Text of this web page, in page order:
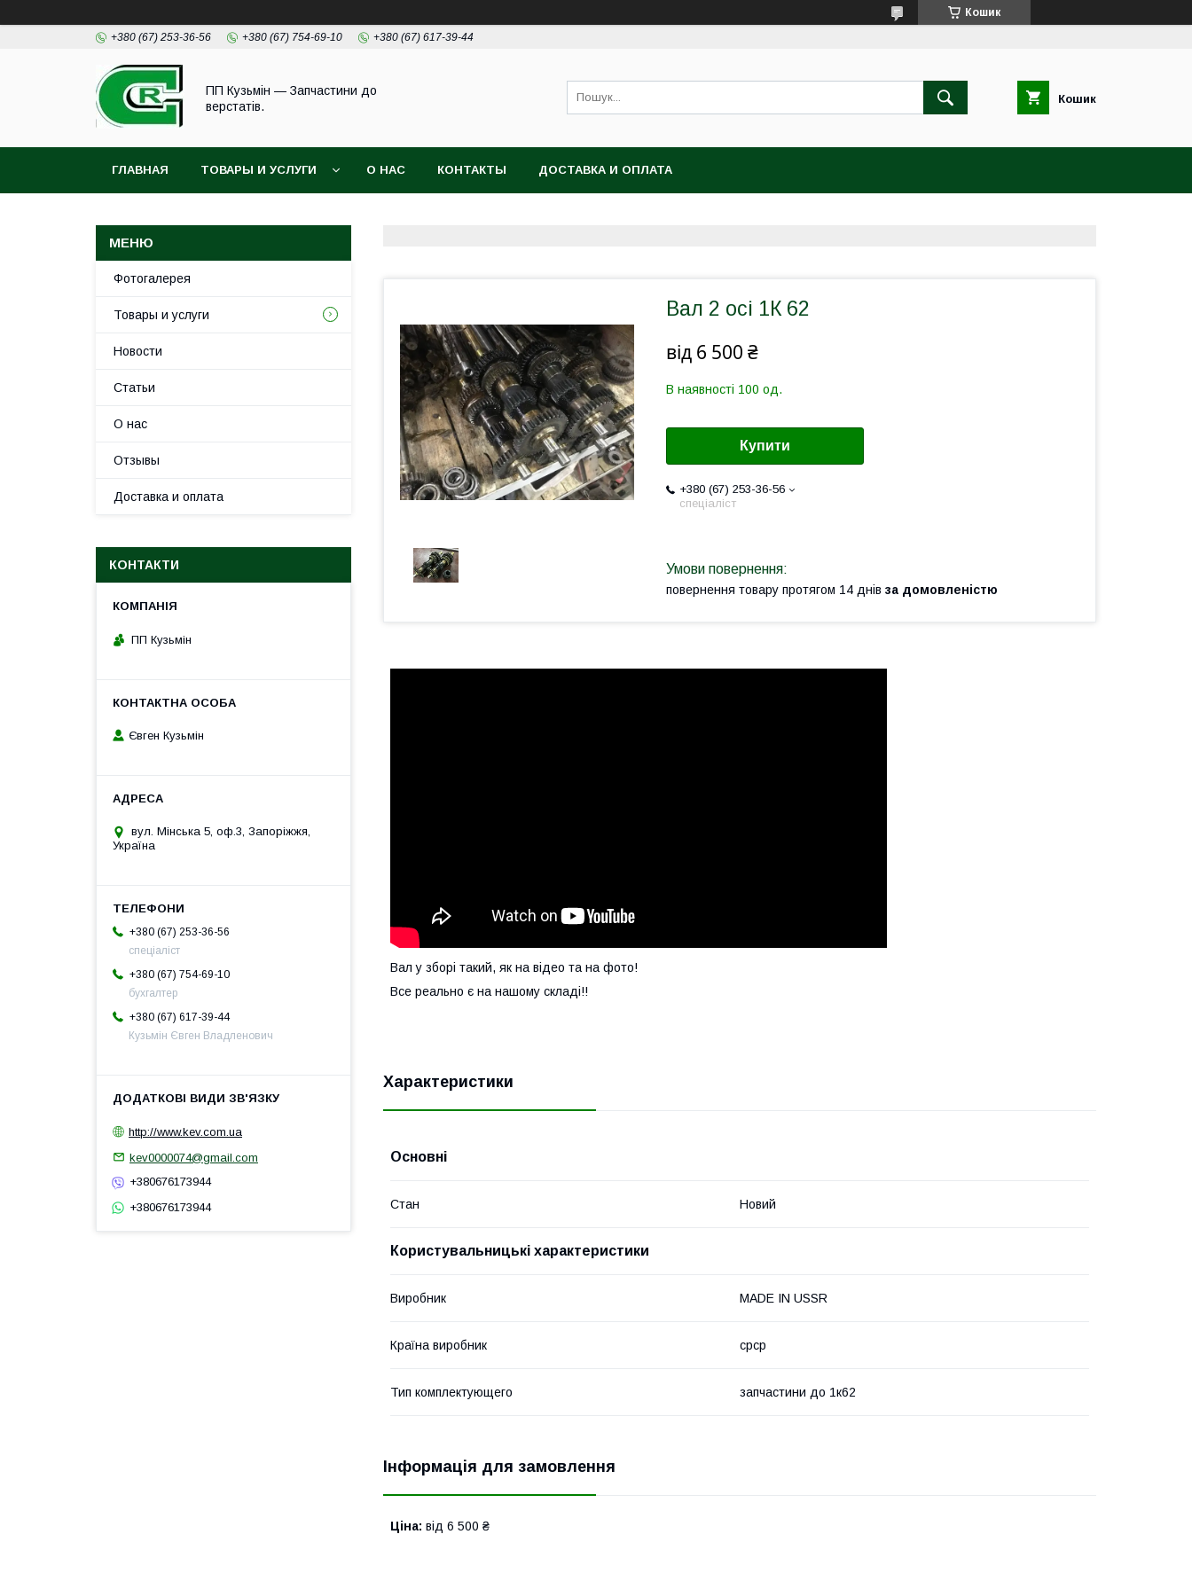
Кошик
+380 (67) 253-36-56 +380 (67) 754-69-10 +380 (67) 617-39-44
ПП Кузьмін — Запчастини до
верстатів.
Кошик
ГЛАВНАЯ ТОВАРЫ И УСЛУГИ О НАС КОНТАКТЫ ДОСТАВКА И ОПЛАТА
Вал 2 осі 1К 62
від 6 500 ₴
В наявності 100 од.
Купити
+380 (67) 253-36-56
спеціаліст
повернення товару протягом 14 днів за домовленістю
Вал у зборі такий, як на відео та на фото!
Все реально є на нашому складі!!
Характеристики
Основні
Стан Новий
Користувальницькі характеристики
Виробник MADE IN USSR
Країна виробник срср
Тип комплектующего запчастини до 1к62
Інформація для замовлення
Ціна: від 6 500 ₴
Фотогалерея
Товары и услуги
Новости
Статьи
О нас
Отзывы
Доставка и оплата
КОНТАКТИ
ПП Кузьмін
Євген Кузьмін
вул. Мінська 5, оф.3, Запоріжжя,
Україна
+380 (67) 253-36-56
спеціаліст
+380 (67) 754-69-10
бухгалтер
+380 (67) 617-39-44
Кузьмін Євген Владленович
http://www.kev.com.ua
kev0000074@gmail.com
+380676173944
+380676173944